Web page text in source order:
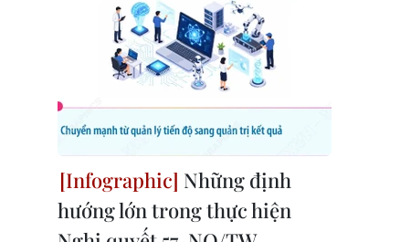
Những định
hướng lớn trong thực hiện